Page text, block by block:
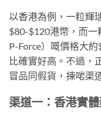
以香港為例，一粒輝
$80-$120港幣，而一
P-Force）嘅價格大
比確實好高。不過，
冒品同假貨，揀啱渠
渠道一：香港實體